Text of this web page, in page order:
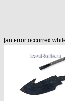
[an error occurred